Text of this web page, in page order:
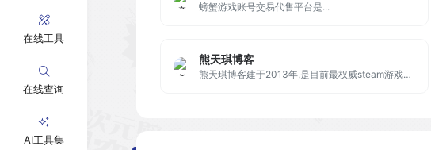
在线工具
在线查询
AI工具集
螃蟹游戏账号交易代售平台是...
熊天琪博客
熊天琪博客建于2013年,是目前最权威steam游戏发布网站,提供网游单机版下载,单机游戏交流,游戏开发学习,是玩家和GM最喜爱的博客网站!!